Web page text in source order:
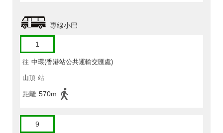
專線小巴
1
往 中環(香港站公共運輸交匯處)
山頂 站
距離 570m
9